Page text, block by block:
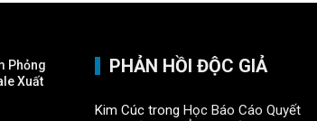
Phỏng
Xuất
PHẢN HỒI ĐỘC GIẢ
Kim Cúc trongHọc Báo Cáo Quyết